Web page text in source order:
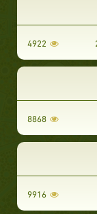
4922
8868
9916